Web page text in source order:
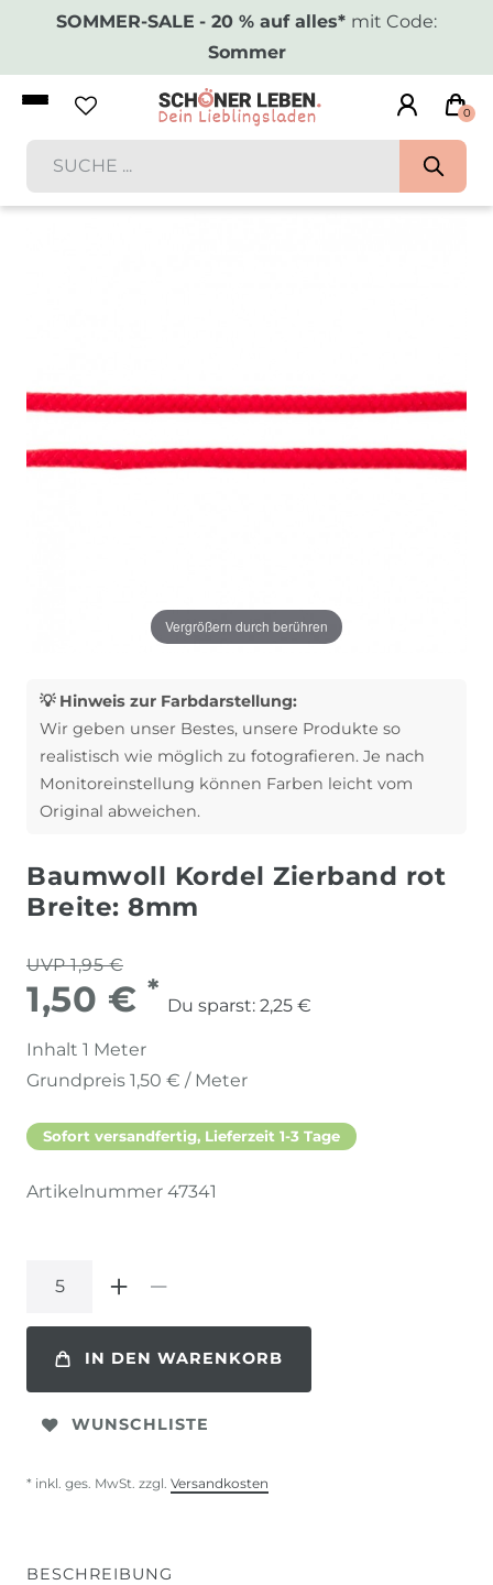
SOMMER-SALE - 20 % auf alles* mit Code:
Sommer
0
Vergrößern durch berühren
💡 Hinweis zur Farbdarstellung:
Wir geben unser Bestes, unsere Produkte so
realistisch wie möglich zu fotografieren. Je nach
Monitoreinstellung können Farben leicht vom
Original abweichen.
Baumwoll Kordel Zierband rot
Breite: 8mm
UVP 1,95 €
1,50 € *
Du sparst: 2,25 €
Inhalt 1 Meter
Grundpreis 1,50 € / Meter
Sofort versandfertig, Lieferzeit 1-3 Tage
Artikelnummer 47341
IN DEN WARENKORB
WUNSCHLISTE
* inkl. ges. MwSt. zzgl. Versandkosten
BESCHREIBUNG